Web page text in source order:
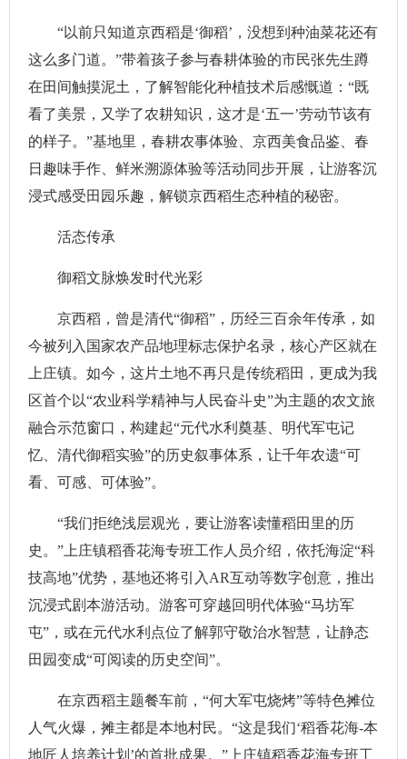
“以前只知道京西稻是‘御稻’，没想到种油菜花还有
这么多门道。”带着孩子参与春耕体验的市民张先生蹲
在田间触摸泥土，了解智能化种植技术后感慨道：“既
看了美景，又学了农耕知识，这才是‘五一’劳动节该有
的样子。”基地里，春耕农事体验、京西美食品鉴、春
日趣味手作、鲜米溯源体验等活动同步开展，让游客沉
浸式感受田园乐趣，解锁京西稻生态种植的秘密。
活态传承
御稻文脉焕发时代光彩
京西稻，曾是清代“御稻”，历经三百余年传承，如
今被列入国家农产品地理标志保护名录，核心产区就在
上庄镇。如今，这片土地不再只是传统稻田，更成为我
区首个以“农业科学精神与人民奋斗史”为主题的农文旅
融合示范窗口，构建起“元代水利奠基、明代军屯记
忆、清代御稻实验”的历史叙事体系，让千年农遗“可
看、可感、可体验”。
“我们拒绝浅层观光，要让游客读懂稻田里的历
史。”上庄镇稻香花海专班工作人员介绍，依托海淀“科
技高地”优势，基地还将引入AR互动等数字创意，推出
沉浸式剧本游活动。游客可穿越回明代体验“马坊军
屯”，或在元代水利点位了解郭守敬治水智慧，让静态
田园变成“可阅读的历史空间”。
在京西稻主题餐车前，“何大军屯烧烤”等特色摊位
人气火爆，摊主都是本地村民。“这是我们‘稻香花海-本
地匠人培养计划’的首批成果。”上庄镇稻香花海专班工